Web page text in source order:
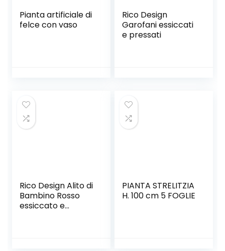
Pianta artificiale di
felce con vaso
Rico Design
Garofani essiccati
e pressati
Rico Design Alito di
Bambino Rosso
essiccato e
PIANTA STRELITZIA
H. 100 cm 5 FOGLIE